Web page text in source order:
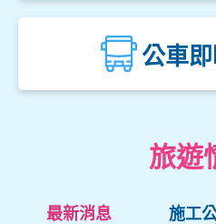
楓櫃斗湖停車場
中角灣停車場
公車
旅遊
最新消息 施工